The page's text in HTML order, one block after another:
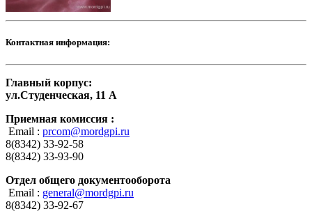
Контактная информация:
Главный корпус:
ул.Студенческая, 11 А
Приемная комиссия :
Email : prcom@mordgpi.ru
8(8342) 33-92-58
8(8342) 33-93-90
Отдел общего документооборота
Email : general@mordgpi.ru
8(8342) 33-92-67